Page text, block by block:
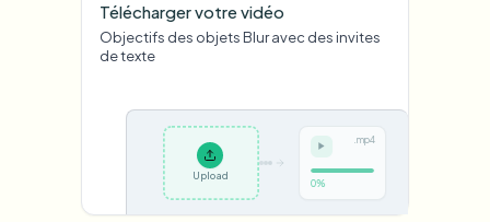
Télécharger votre vidéo
Objectifs des objets Blur avec des invites
de texte
Upload